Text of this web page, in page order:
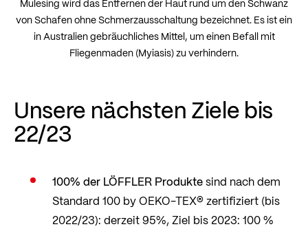
von Schafen ohne Schmerzausschaltung bezeichnet. Es ist ein
in Australien gebräuchliches Mittel, um einen Befall mit
Fliegenmaden (Myiasis) zu verhindern.
Unsere nächsten Ziele bis
22/23
100% der LÖFFLER Produktesind nach dem
Standard 100 by OEKO-TEX® zertifiziert (bis
2022/23): derzeit 95%, Ziel bis 2023: 100 %